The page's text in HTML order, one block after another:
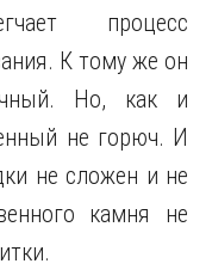
процесс
К тому же он
Но, как и
не горюч. И
не сложен и не
камня не